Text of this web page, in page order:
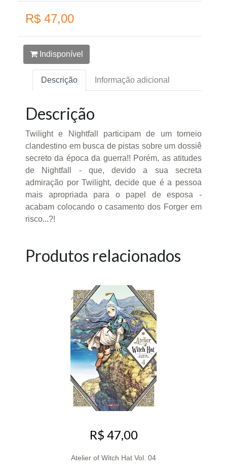
R$ 47,00
Indisponível
Descrição Informação adicional
Descrição
Twilight e Nightfall participam de um torneio
clandestino em busca de pistas sobre um dossiê
secreto da época da guerra!! Porém, as atitudes
de Nightfall - que, devido a sua secreta
admiração por Twilight, decide que é a pessoa
mais apropriada para o papel de esposa -
acabam colocando o casamento dos Forger em
risco...?!
Produtos relacionados
R$ 47,00
Atelier of Witch Hat Vol. 04